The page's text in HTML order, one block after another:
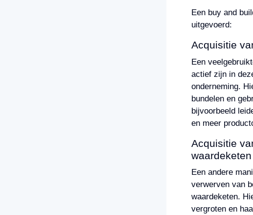
Een buy and
uitgevoerd:
Acquisitie
Een
actief zijn in
onderneming.
bundelen en
bijvoorbeeld
en meer
Acquisitie
waardeketen
Een andere
verwerven van
waardeketen.
vergroten en